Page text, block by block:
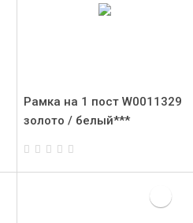
Рамка на 1 пост W0011329
золото / белый***